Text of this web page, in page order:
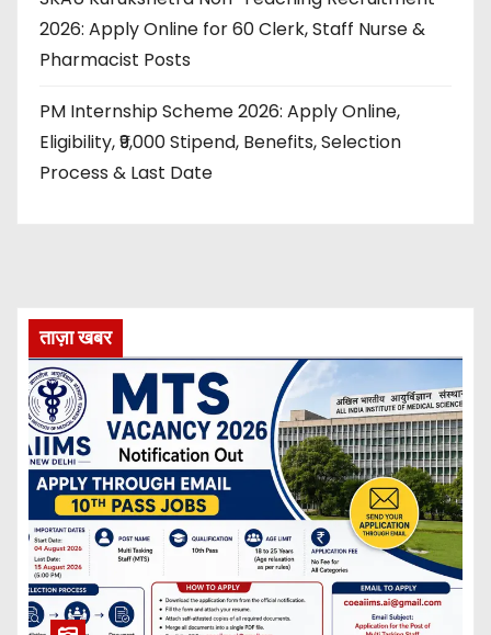
2026: Apply Online for 60 Clerk, Staff Nurse &
Pharmacist Posts
PM Internship Scheme 2026: Apply Online,
Eligibility, ₹9,000 Stipend, Benefits, Selection
Process & Last Date
ताज़ा खबर